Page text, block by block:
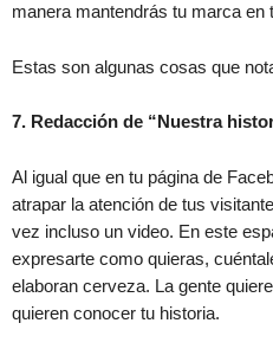
manera mantendrás tu marca en
Estas son algunas cosas que
7. Redacción de “Nuestra
Al igual que en tu página de
atrapar la atención de tus
vez incluso un video. En este
expresarte como quieras,
elaboran cerveza. La gente
quieren conocer tu historia.